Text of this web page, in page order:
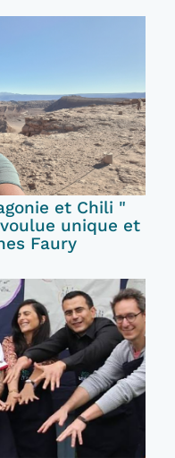
et Chili "
unique et
Faury